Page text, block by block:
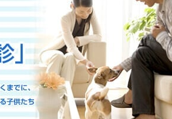
ブ アリオ上田店 動物大集合イベント開催！！
です(^^)/暑い日も多くなってまいりましたね 熱中症に
開催されていきますよ～(#^.^#)7月18日(土)より、ペッ
ントを開催させていただきます！！地域のみなさまに感
スにてご購入頂けます！！7/18～8/2までのイベント期
らしい子犬子猫が広々スペースで元気に遊びまわって
くださいね(^_-)-☆大決算商談会も開催されておりますの
スですよ～このお得な期間に沢山買っちゃってくださ